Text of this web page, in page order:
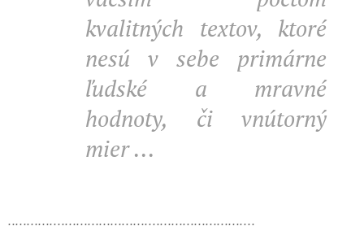
kvalitných textov, ktoré
nesú v sebe primárne
ľudské a mravné
hodnoty, či vnútorný
mier ...
.................................................................